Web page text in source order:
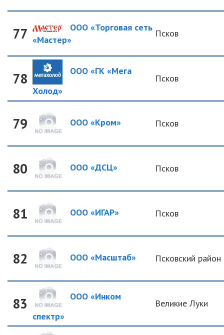
77
ООО «Торговая сеть
«Мастер»
Псков
78
ООО «ГК «Мега
Холод»
Псков
79 ООО «Кром» Псков
80 ООО «ДСЦ» Псков
81 ООО «ИГАР» Псков
82 ООО «Масштаб» Псковский район
83
ООО «Инком
спектр»
Великие Луки